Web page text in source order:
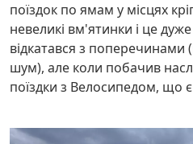
поїздок по ямам у місцях
невеликі вм'ятинки і це
відкатався з поперечинами
шум), але коли побачив
поїздки з Велосипедом, що